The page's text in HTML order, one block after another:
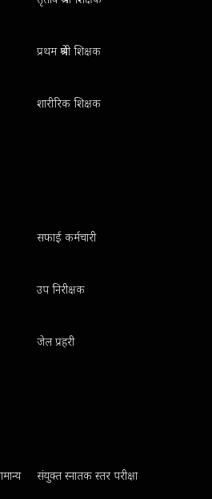
प्रथम श्रेणी शिक्षक
शारीरिक शिक्षक
सफाई कर्मचारी
उप निरीक्षक
जेल प्रहरी
संयुक्त स्नातक स्तर परीक्षा